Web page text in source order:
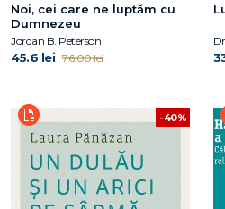
Noi, cei care ne luptăm cu
Dumnezeu
Jordan B. Peterson
45.6 lei 76.00 lei
-40%